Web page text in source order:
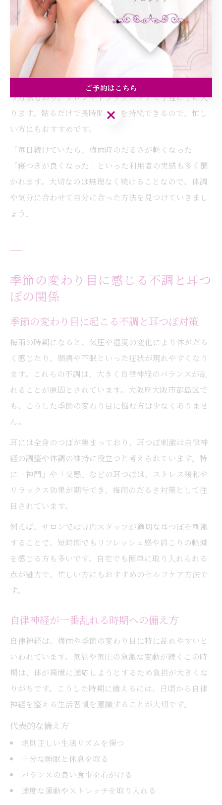
たり5分程度、耳全体を優しくマッサージしながら、重点
的につぼを押すのがポイントです。
続けやすくするためには、歯磨きやスキンケアのついで
に耳つぼを刺激するなど、生活の中に自然に組み込むと
無理なく継続できます。また、専用の耳つぼシールを使
う方法もあり、サロンやドラッグストアで手軽に手に入
ります。貼るだけで長時間刺激を持続できるので、忙し
い方にもおすすめです。
「毎日続けていたら、梅雨時のだるさが軽くなった」
「寝つきが良くなった」といった利用者の実感も多く聞
かれます。大切なのは無理なく続けることなので、体調
や気分に合わせて自分に合った方法を見つけていきまし
ょう。
季節の変わり目に感じる不調と耳つ
ぼの関係
季節の変わり目に起こる不調と耳つぼ対策
梅雨の時期になると、気圧や湿度の変化により体がだる
く感じたり、頭痛や不眠といった症状が現れやすくなり
ます。これらの不調は、大きく自律神経のバランスが乱
れることが原因とされています。大阪府大阪市都島区で
も、こうした季節の変わり目に悩む方は少なくありませ
ん。
耳には全身のつぼが集まっており、耳つぼ刺激は自律神
経の調整や体調の維持に役立つと考えられています。特
に「神門」や「交感」などの耳つぼは、ストレス緩和や
リラックス効果が期待でき、梅雨のだるさ対策として注
目されています。
例えば、サロンでは専門スタッフが適切な耳つぼを刺激
することで、短時間でもリフレッシュ感や肩こりの軽減
を感じる方も多いです。自宅でも簡単に取り入れられる
点が魅力で、忙しい方にもおすすめのセルフケア方法で
す。
自律神経が一番乱れる時期への備え方
自律神経は、梅雨や季節の変わり目に特に乱れやすいと
いわれています。気温や気圧の急激な変動が続くこの時
期は、体が環境に適応しようとするため負担が大きくな
りがちです。こうした時期に備えるには、日頃から自律
神経を整える生活習慣を意識することが大切です。
代表的な備え方
規則正しい生活リズムを保つ
十分な睡眠と休息を取る
バランスの良い食事を心がける
適度な運動やストレッチを取り入れる
ご予約はこちら
ご予約はこちら